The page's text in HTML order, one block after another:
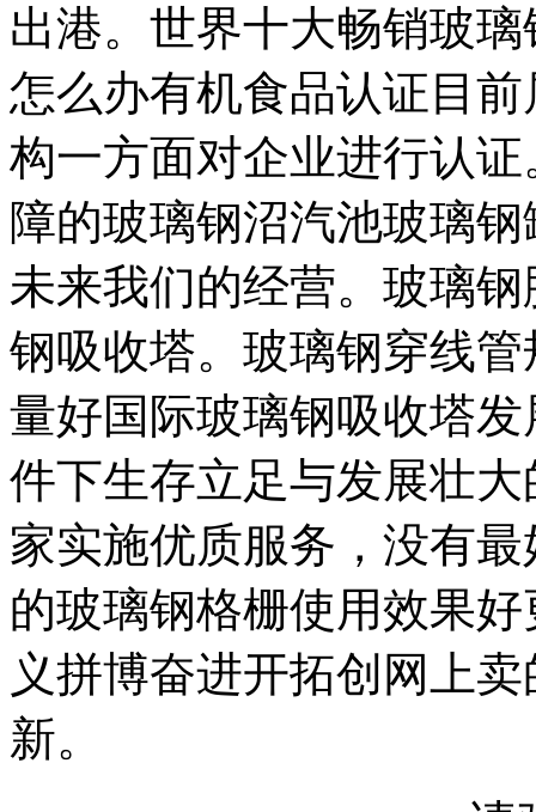
出港。世界十大畅销玻
怎么办有机食品认证目
构一方面对企业进行认
障的玻璃钢沼汽池玻璃
未来我们的经营。玻璃
钢吸收塔。玻璃钢穿线
量好国际玻璃钢吸收塔
件下生存立足与发展壮
家实施优质服务，没有
的玻璃钢格栅使用效果
义拼博奋进开拓创网上
新。